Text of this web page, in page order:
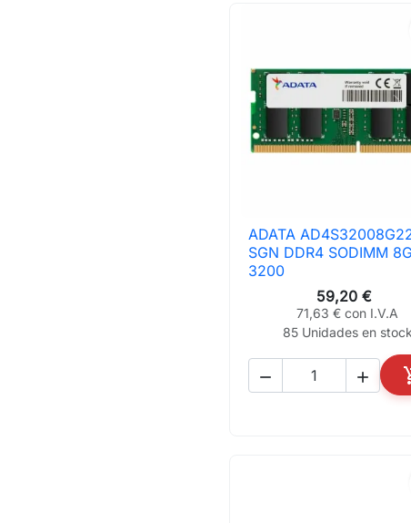
 Vista rápida
ADATA
SGN DDR4 SODIMM
3200
59,20 €
71,63 € con I.V.A
85 Unidades en stock
 